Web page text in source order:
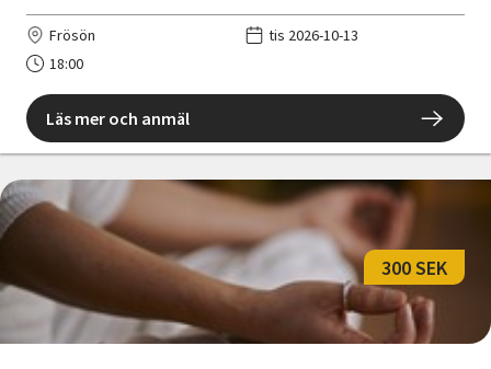
Frösön
tis 2026-10-13
18:00
Läs mer och anmäl
300 SEK